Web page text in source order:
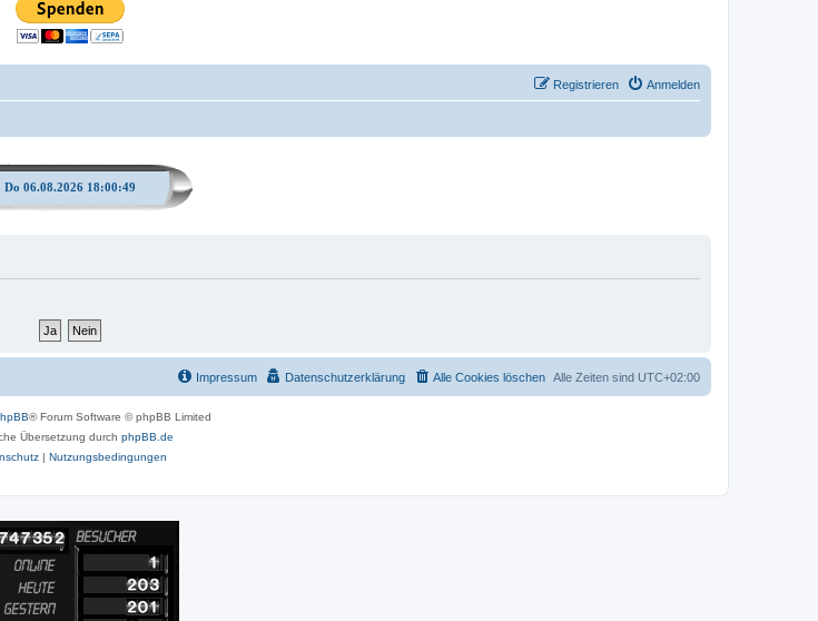
Anmelden
Registrieren
Do 06.08.2026 18:00:49
Alle Zeiten sind UTC+02:00
Alle Cookies löschen
Datenschutzerklärung
Impressum
® Forum Software © phpBB Limited
Übersetzung durch phpBB.de
| Nutzungsbedingungen